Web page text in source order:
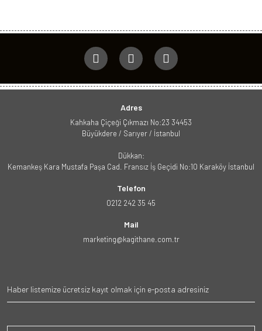
Adres
Kahkaha Çiçeği Çıkmazı No:23 34453
Büyükdere / Sarıyer / İstanbul
Dükkan:
Kemankeş Kara Mustafa Paşa Cad. Fransız İş Geçidi No:10 Karaköy İstanbul
Telefon
0212 242 35 45
Mail
marketing@kagithane.com.tr